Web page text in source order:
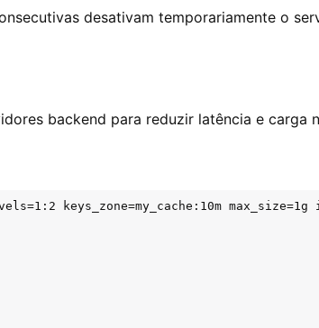
desativam temporariamente o
backend para reduzir latência e carga
keys_zone=my_cache:10m max_size=1g